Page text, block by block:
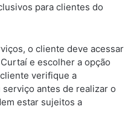
para clientes do
o cliente deve acessar
e escolher a opção
verifique a
antes de realizar o
estar sujeitos a